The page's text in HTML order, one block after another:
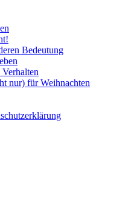
Bedeutung
nur) für Weihnachten